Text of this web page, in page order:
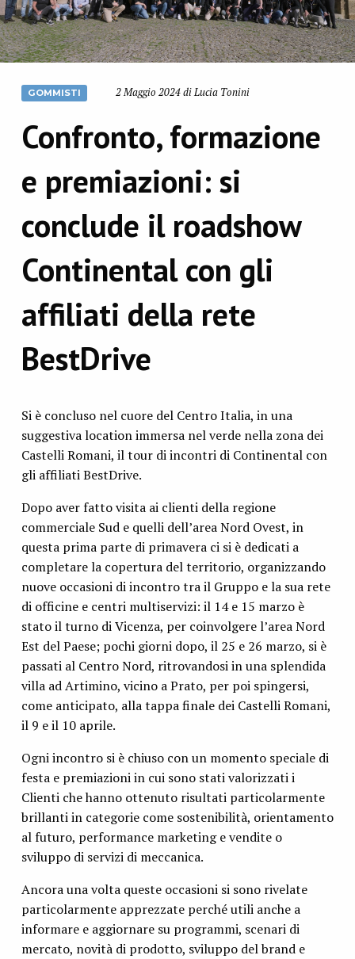
GOMMISTI 2 Maggio 2024 di Lucia Tonini
Confronto, formazione
e premiazioni: si
conclude il roadshow
Continental con gli
affiliati della rete
BestDrive
Si è concluso nel cuore del Centro Italia, in una
suggestiva location immersa nel verde nella zona dei
Castelli Romani, il tour di incontri di Continental con
gli affiliati BestDrive.
Dopo aver fatto visita ai clienti della regione
commerciale Sud e quelli dell’area Nord Ovest, in
questa prima parte di primavera ci si è dedicati a
completare la copertura del territorio, organizzando
nuove occasioni di incontro tra il Gruppo e la sua rete
di officine e centri multiservizi: il 14 e 15 marzo è
stato il turno di Vicenza, per coinvolgere l’area Nord
Est del Paese; pochi giorni dopo, il 25 e 26 marzo, si è
passati al Centro Nord, ritrovandosi in una splendida
villa ad Artimino, vicino a Prato, per poi spingersi,
come anticipato, alla tappa finale dei Castelli Romani,
il 9 e il 10 aprile.
Ogni incontro si è chiuso con un momento speciale di
festa e premiazioni in cui sono stati valorizzati i
Clienti che hanno ottenuto risultati particolarmente
brillanti in categorie come sostenibilità, orientamento
al futuro, performance marketing e vendite o
sviluppo di servizi di meccanica.
Ancora una volta queste occasioni si sono rivelate
particolarmente apprezzate perché utili anche a
informare e aggiornare su programmi, scenari di
mercato, novità di prodotto, sviluppo del brand e